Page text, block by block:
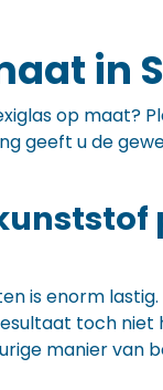
in
op maat?
geeft u de
is enorm
toch niet
manier